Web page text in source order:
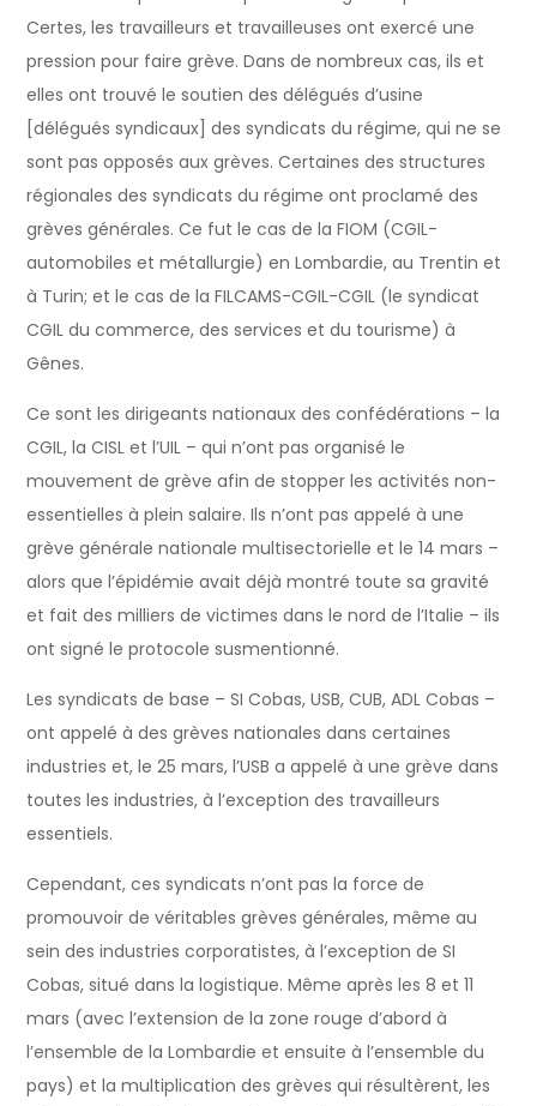
Certes, les travailleurs et travailleuses ont exercé une
pression pour faire grève. Dans de nombreux cas, ils et
elles ont trouvé le soutien des délégués d’usine
[délégués syndicaux] des syndicats du régime, qui ne se
sont pas opposés aux grèves. Certaines des structures
régionales des syndicats du régime ont proclamé des
grèves générales. Ce fut le cas de la FIOM (CGIL-
automobiles et métallurgie) en Lombardie, au Trentin et
à Turin; et le cas de la FILCAMS-CGIL-CGIL (le syndicat
CGIL du commerce, des services et du tourisme) à
Gênes.
Ce sont les dirigeants nationaux des confédérations – la
CGIL, la CISL et l’UIL – qui n’ont pas organisé le
mouvement de grève afin de stopper les activités non-
essentielles à plein salaire. Ils n’ont pas appelé à une
grève générale nationale multisectorielle et le 14 mars –
alors que l’épidémie avait déjà montré toute sa gravité
et fait des milliers de victimes dans le nord de l’Italie – ils
ont signé le protocole susmentionné.
Les syndicats de base – SI Cobas, USB, CUB, ADL Cobas –
ont appelé à des grèves nationales dans certaines
industries et, le 25 mars, l’USB a appelé à une grève dans
toutes les industries, à l’exception des travailleurs
essentiels.
Cependant, ces syndicats n’ont pas la force de
promouvoir de véritables grèves générales, même au
sein des industries corporatistes, à l’exception de SI
Cobas, situé dans la logistique. Même après les 8 et 11
mars (avec l’extension de la zone rouge d’abord à
l’ensemble de la Lombardie et ensuite à l’ensemble du
pays) et la multiplication des grèves qui résultèrent, les